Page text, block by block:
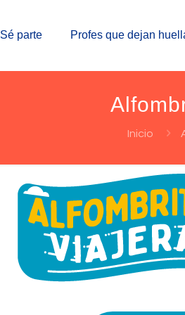
Sé parte Profes que dejan
Inicio